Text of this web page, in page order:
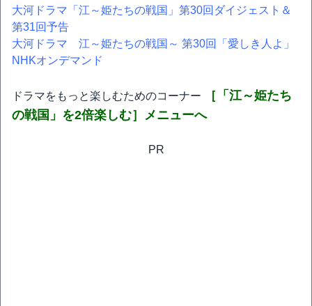
大河ドラマ「江～姫たちの戦国」第30回ダイジェスト＆
第31回予告
大河ドラマ 江～姫たちの戦国～ 第30回「愛しき人よ」
NHKオンデマンド
ドラマをもっと楽しむためのコーナー
［「江～姫たち
の戦国」を2倍楽しむ］メニューへ
PR